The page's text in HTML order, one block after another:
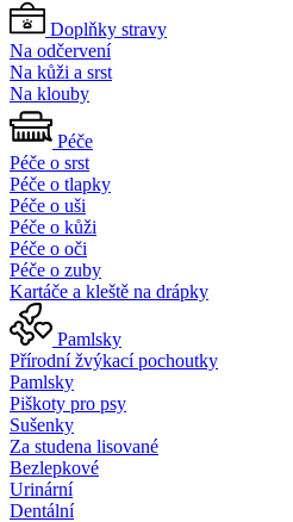
Doplňky stravy
Na odčervení
Na kůži a srst
Na klouby
Péče
Péče o srst
Péče o tlapky
Péče o uši
Péče o kůži
Péče o oči
Péče o zuby
Kartáče a kleště na drápky
Pamlsky
Přírodní žvýkací pochoutky
Pamlsky
Piškoty pro psy
Sušenky
Za studena lisované
Bezlepkové
Urinární
Dentální